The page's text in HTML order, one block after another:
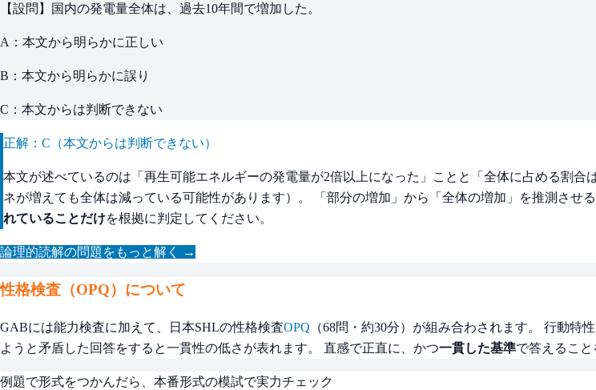
【設問】国内の発電量全体は、過去10年間で増加した。
A：本文から明らかに正しい
B：本文から明らかに誤り
C：本文からは判断できない
正解：C（本文からは判断できない）
本文が述べているのは「再生可能エネルギーの発電量が2倍以上になった」ことと「全体に占める割合
ネが増えても全体は減っている可能性があります）。 「部分の増加」から「全体の増加」を推測させ
れていることだけを根拠に判定してください。
論理的読解の問題をもっと解く →
性格検査（OPQ）について
GABには能力検査に加えて、日本SHLの性格検査OPQ （68問・約30分）が組み合わされます。 行動
ようと矛盾した回答をすると一貫性の低さが表れます。 直感で正直に、かつ一貫した基準で答えること
例題で形式をつかんだら、本番形式の模試で実力チェック